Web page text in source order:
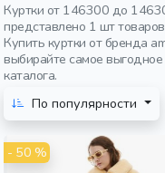
Куртки от 146300 до
представлено 1 шт
Купить куртки от бренда
выбирайте самое
каталога.
По популярности
- 50 %